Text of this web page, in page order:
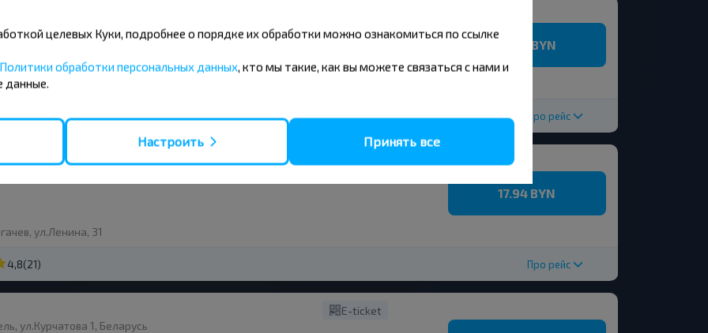
ул.Курчатова 1, Беларусь
ул.Ленина, 31
18.97 BYN
Про рейс
ул.Ленина, 31
E-ticket
17.94 BYN
4,8(21) Про рейс
ул.Курчатова 1, Беларусь
E-ticket
целевых Куки, подробнее о порядке их обработки можно ознакомиться по ссылке
Политики обработки персональных данных, кто мы такие, как вы можете связаться с нами и
данные.
Настроить Принять все